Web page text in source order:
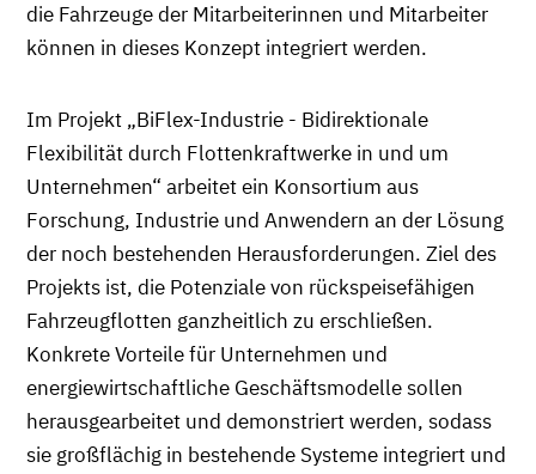
die Fahrzeuge der Mitarbeiterinnen und Mitarbeiter
können in dieses Konzept integriert werden.
Im Projekt „BiFlex-Industrie - Bidirektionale
Flexibilität durch Flottenkraftwerke in und um
Unternehmen“ arbeitet ein Konsortium aus
Forschung, Industrie und Anwendern an der Lösung
der noch bestehenden Herausforderungen. Ziel des
Projekts ist, die Potenziale von rückspeisefähigen
Fahrzeugflotten ganzheitlich zu erschließen.
Konkrete Vorteile für Unternehmen und
energiewirtschaftliche Geschäftsmodelle sollen
herausgearbeitet und demonstriert werden, sodass
sie großflächig in bestehende Systeme integriert und